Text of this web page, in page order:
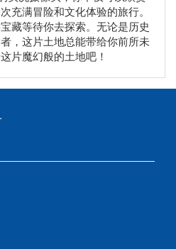
充满冒险和文化体验的旅行。
藏等待你去探索。无论是历史
，这片土地总能带给你前所未
片魔幻般的土地吧！